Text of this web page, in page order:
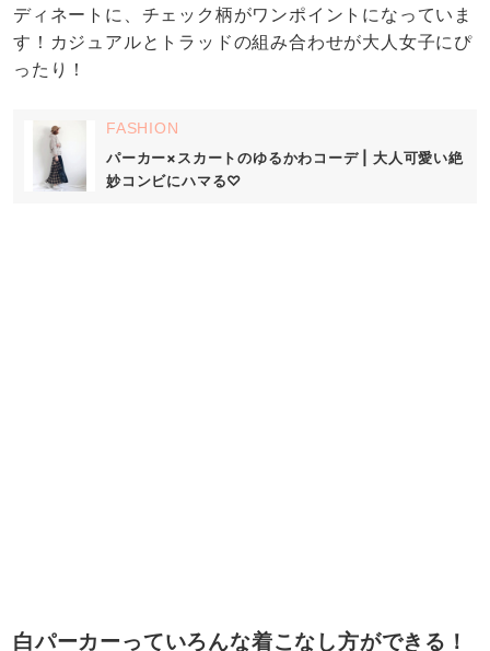
ディネートに、チェック柄がワンポイントになっていま
す！カジュアルとトラッドの組み合わせが大人女子にぴ
ったり！
FASHION
パーカー×スカートのゆるかわコーデ | 大人可愛い絶
妙コンビにハマる♡
白パーカーっていろんな着こなし方ができる！